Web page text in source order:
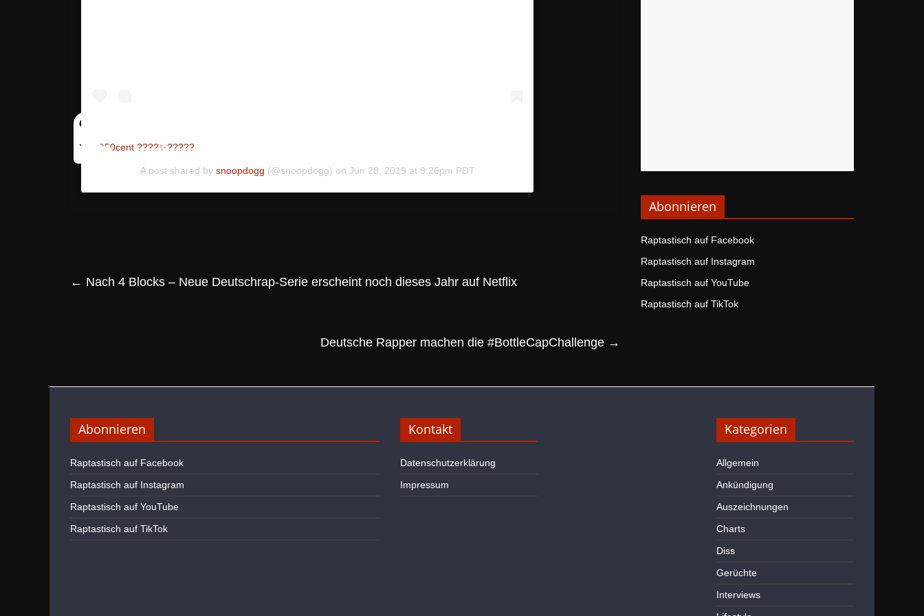
@50cent ????✨?????
A post shared by snoopdogg (@snoopdogg) on Jun 28, 2019 at 9:26pm PDT
← Nach 4 Blocks – Neue Deutschrap-Serie erscheint noch dieses Jahr auf Netflix
Deutsche Rapper machen die #BottleCapChallenge →
Abonnieren
Raptastisch auf Facebook
Raptastisch auf Instagram
Raptastisch auf YouTube
Raptastisch auf TikTok
Abonnieren
Raptastisch auf Facebook
Raptastisch auf Instagram
Raptastisch auf YouTube
Raptastisch auf TikTok
Kontakt
Datenschutzerklärung
Impressum
Kategorien
Allgemein
Ankündigung
Auszeichnungen
Charts
Diss
Gerüchte
Interviews